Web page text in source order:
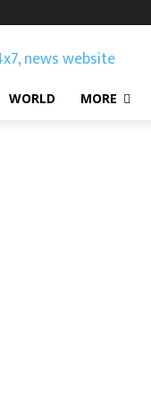
WORLD MORE